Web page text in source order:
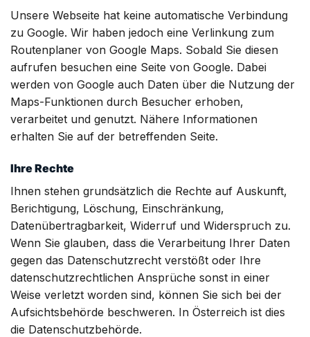
Unsere Webseite hat keine automatische Verbindung
zu Google. Wir haben jedoch eine Verlinkung zum
Routenplaner von Google Maps. Sobald Sie diesen
aufrufen besuchen eine Seite von Google. Dabei
werden von Google auch Daten über die Nutzung der
Maps-Funktionen durch Besucher erhoben,
verarbeitet und genutzt. Nähere Informationen
erhalten Sie auf der betreffenden Seite.
Ihre Rechte
Ihnen stehen grundsätzlich die Rechte auf Auskunft,
Berichtigung, Löschung, Einschränkung,
Datenübertragbarkeit, Widerruf und Widerspruch zu.
Wenn Sie glauben, dass die Verarbeitung Ihrer Daten
gegen das Datenschutzrecht verstößt oder Ihre
datenschutzrechtlichen Ansprüche sonst in einer
Weise verletzt worden sind, können Sie sich bei der
Aufsichtsbehörde beschweren. In Österreich ist dies
die Datenschutzbehörde.